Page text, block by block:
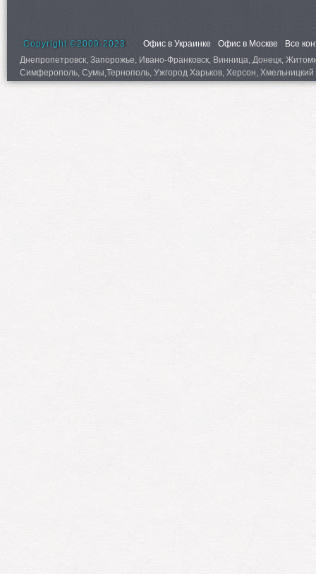
Copyright ©2009-2023 Офис в Украинке Офис в Москве
Все
Днепропетровск, Запорожье, Ивано-Франковск, Винница, Донецк,
Симферополь, Сумы,Тернополь, Ужгород Харьков, Херсон,